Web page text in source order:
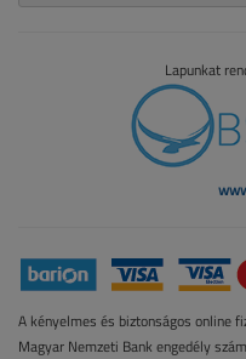
Lapunkat
A kényelmes és biztonságos online
Magyar Nemzeti Bank engedély